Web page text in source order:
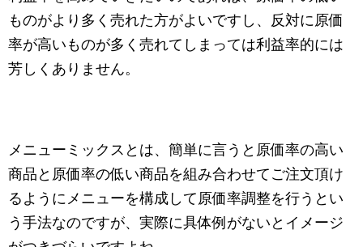
ものがより多く売れた方がよいですし、反対に原価
率が高いものが多く売れてしまっては利益率的には
芳しくありません。
メニューミックスとは、簡単に言うと原価率の高い
商品と原価率の低い商品を組み合わせてご注文頂け
るようにメニューを構成して原価率調整を行うとい
う手法なのですが、実際に具体例がないとイメージ